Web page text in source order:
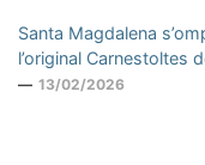
Santa Magdalena
l’original Carnestoltes
13/02/2026